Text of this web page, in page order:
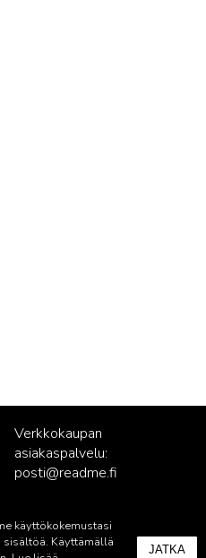
Verkkokaupan
asiakaspalvelu:
posti@readme.fi
käyttökokemustasi
sisältöä. Käyttämällä
JATKA